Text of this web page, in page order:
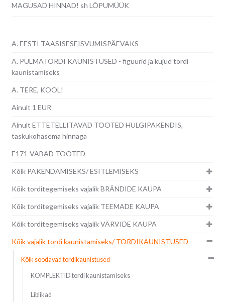
MAGUSAD HINNAD! sh LÕPUMÜÜK
A. EESTI TAASISESEISVUMISPÄEVAKS
A. PULMATORDI KAUNISTUSED - figuurid ja kujud tordi
kaunistamiseks
A. TERE, KOOL!
Ainult 1 EUR
Ainult ETTETELLITAVAD TOOTED HULGIPAKENDIS,
taskukohasema hinnaga
E171-VABAD TOOTED
Kõik PAKENDAMISEKS/ ESITLEMISEKS
Kõik torditegemiseks vajalik BRÄNDIDE KAUPA
Kõik torditegemiseks vajalik TEEMADE KAUPA
Kõik torditegemiseks vajalik VÄRVIDE KAUPA
Kõik vajalik tordi kaunistamiseks/ TORDIKAUNISTUSED
Kõik söödavad tordikaunistused
KOMPLEKTID tordi kaunistamiseks
Liblikad